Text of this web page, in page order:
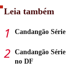
Leia também
Candangão
Candangão
no DF